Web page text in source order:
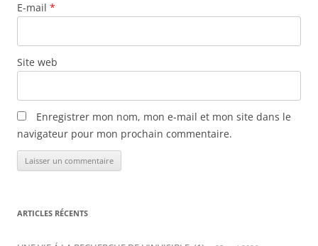
E-mail *
Site web
Enregistrer mon nom, mon e-mail et mon site dans le
navigateur pour mon prochain commentaire.
ARTICLES RÉCENTS